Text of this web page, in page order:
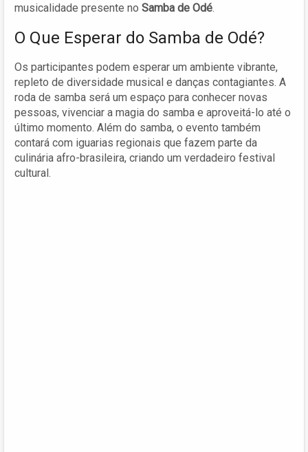
musicalidade presente no Samba de Odé.
O Que Esperar do Samba de Odé?
Os participantes podem esperar um ambiente vibrante,
repleto de diversidade musical e danças contagiantes. A
roda de samba será um espaço para conhecer novas
pessoas, vivenciar a magia do samba e aproveitá-lo até o
último momento. Além do samba, o evento também
contará com iguarias regionais que fazem parte da
culinária afro-brasileira, criando um verdadeiro festival
cultural.